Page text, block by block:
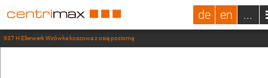
de en ...
937 H Ellerwerk Wirówka koszowa z osią poziomą